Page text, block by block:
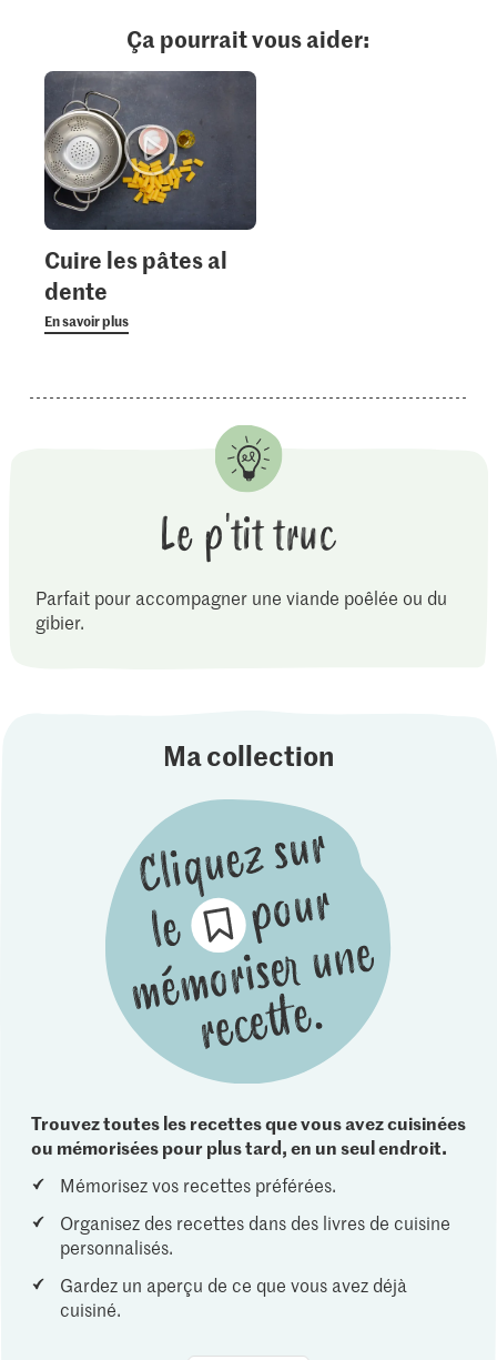
Ça pourrait vous aider:
Cuire les pâtes al
dente
En savoir plus
Le p'tit truc
Parfait pour accompagner une viande poêlée ou du
gibier.
Ma collection
Trouvez toutes les recettes que vous avez cuisinées
ou mémorisées pour plus tard, en un seul endroit.
Mémorisez vos recettes préférées.
Organisez des recettes dans des livres de cuisine
personnalisés.
Gardez un aperçu de ce que vous avez déjà
cuisiné.